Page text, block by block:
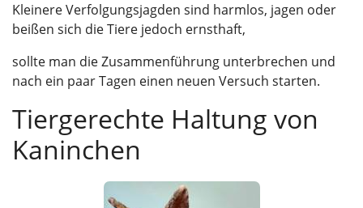
Kleinere Verfolgungsjagden sind harmlos, jagen oder
beißen sich die Tiere jedoch ernsthaft,
sollte man die Zusammenführung unterbrechen und
nach ein paar Tagen einen neuen Versuch starten.
Tiergerechte Haltung von
Kaninchen